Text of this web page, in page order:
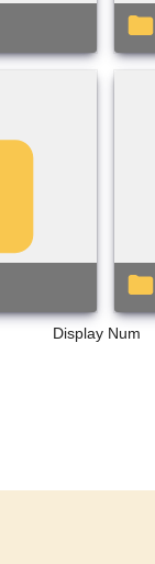
Display Num